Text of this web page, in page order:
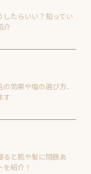
したらいい？知ってい
介
効果や塩の選び方、
す
ると肌や髪に問題あ
紹介！